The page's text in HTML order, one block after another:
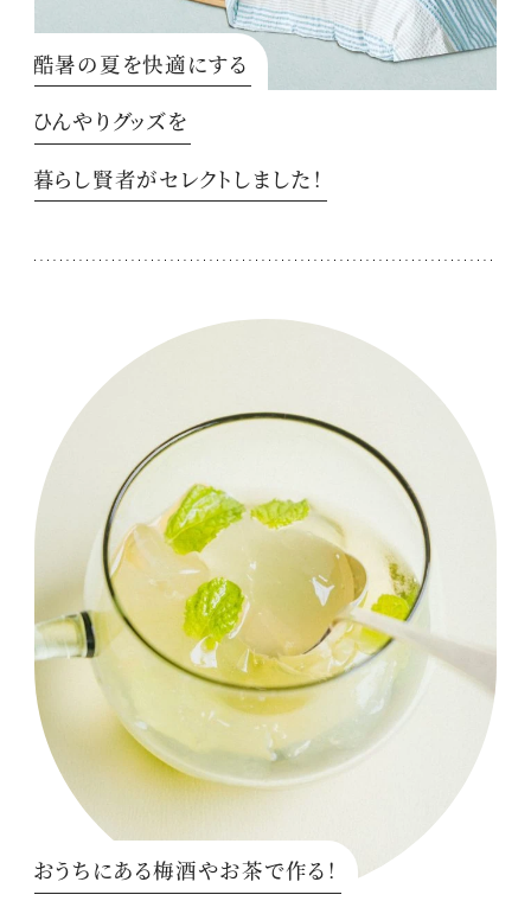
酷暑の夏を快適にする
ひんやりグッズを
暮らし賢者がセレクトしました！
おうちにある梅酒やお茶で作る！